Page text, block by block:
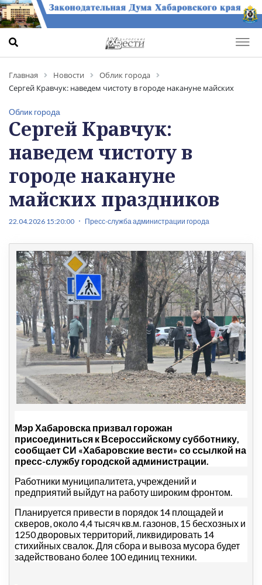
Главная Новости
Облик города
Сергей Кравчук: наведем чистоту в городе накануне майских
Облик города
Сергей Кравчук:
наведем чистоту в
городе накануне
майских праздников
22.04.2026 15:20:00 Пресс-служба администрации города
Мэр Хабаровска призвал горожан
присоединиться к Всероссийскому субботнику,
сообщает СИ «Хабаровские вести» со ссылкой на
пресс-службу городской администрации.
Работники муниципалитета, учреждений и
предприятий выйдут на работу широким фронтом.
Планируется привести в порядок 14 площадей и
скверов, около 4,4 тысяч кв.м. газонов, 15 бесхозных и
1250 дворовых территорий, ликвидировать 14
стихийных свалок. Для сбора и вывоза мусора будет
задействовано более 100 единиц техники.